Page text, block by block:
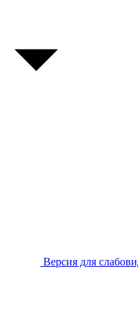
Версия для